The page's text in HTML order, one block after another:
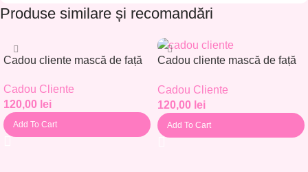
Produse similare și recomandări
Cadou cliente mască de față
Cadou Cliente
120,00 lei
Add To Cart
Cadou cliente mască de față
Cadou Cliente
120,00 lei
Add To Cart